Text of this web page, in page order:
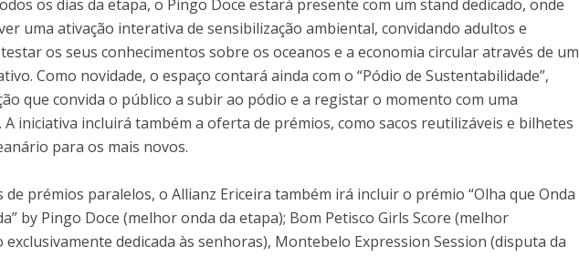
os dias da etapa, o Pingo Doce estará presente com um stand dedicado, onde
uma ativação interativa de sensibilização ambiental, convidando adultos e
os seus conhecimentos sobre os oceanos e a economia circular através de um
Como novidade, o espaço contará ainda com o “Pódio de Sustentabilidade”,
que convida o público a subir ao pódio e a registar o momento com uma
iniciativa incluirá também a oferta de prémios, como sacos reutilizáveis e bilhetes
para os mais novos.
de prémios paralelos, o Allianz Ericeira também irá incluir o prémio “Olha que Onda
by Pingo Doce (melhor onda da etapa); Bom Petisco Girls Score (melhor
exclusivamente dedicada às senhoras), Montebelo Expression Session (disputa da